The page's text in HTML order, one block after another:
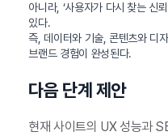
아니라, ‘사용자가 다시 찾는 신
있다.
즉, 데이터와 기술, 콘텐츠와 디
브랜드 경험이 완성된다.
다음 단계 제안
현재 사이트의 UX 성능과